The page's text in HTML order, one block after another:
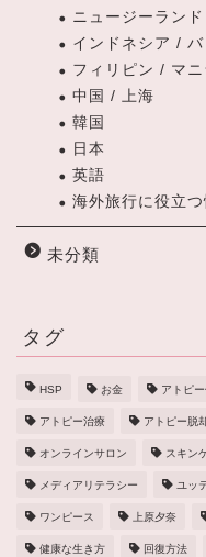
ニュージーラン
インドネシア / バ
フィリピン / マ
中国 / 上海
韓国
日本
英語
海外旅行に役立つ
未分類
タグ
HSP お金 アトピ
アトピー治療 アトピー脱
オンラインサロン スキン
メディアリテラシー ユッ
ワンピース 上原夕奈
健康な生き方 回復方法